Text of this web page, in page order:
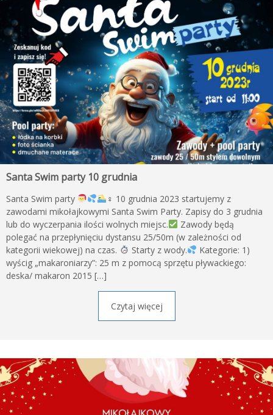
Santa Swim party 10 grudnia
Santa Swim party
‍♀️ 10 grudnia 2023 startujemy z
zawodami mikołajkowymi Santa Swim Party. Zapisy do 3 grudnia
lub do wyczerpania ilości wolnych miejsc.
Zawody będą
polegać na przepłynięciu dystansu 25/50m (w zależności od
kategorii wiekowej) na czas.
Starty z wody.
Kategorie: 1)
wyścig „makaroniarzy”: 25 m z pomocą sprzętu pływackiego:
deska/ makaron 2015 […]
Czytaj więcej